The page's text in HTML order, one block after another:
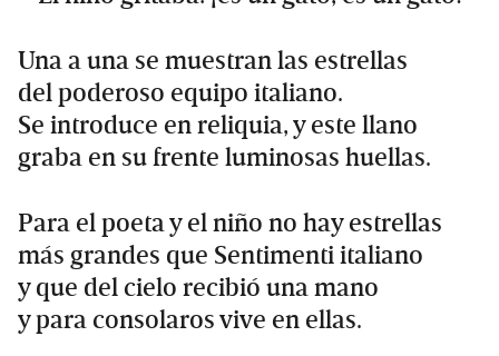
Una a una se muestran las estrellas
del poderoso equipo italiano.
Se introduce en reliquia, y este llano
graba en su frente luminosas huellas.
Para el poeta y el niño no hay estrellas
más grandes que Sentimenti italiano
y que del cielo recibió una mano
y para consolaros vive en ellas.